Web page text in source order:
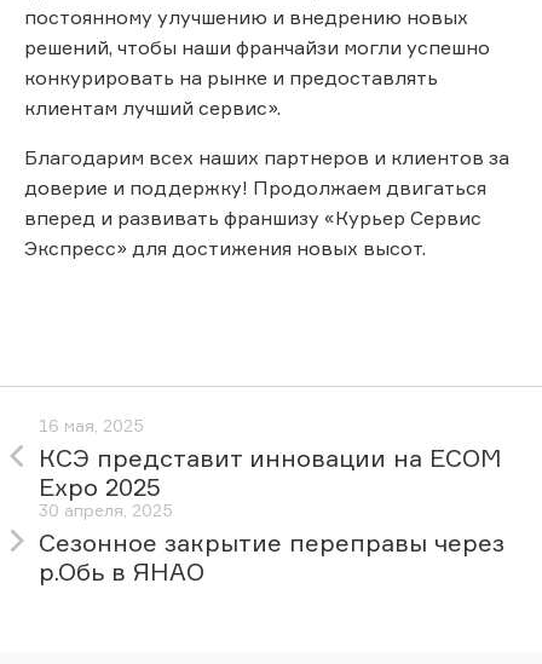
постоянному улучшению и внедрению новых
решений, чтобы наши франчайзи могли успешно
конкурировать на рынке и предоставлять
клиентам лучший сервис».
Благодарим всех наших партнеров и клиентов за
доверие и поддержку! Продолжаем двигаться
вперед и развивать франшизу «Курьер Сервис
Экспресс» для достижения новых высот.
16 мая, 2025
КСЭ представит инновации на ECOM
Expo 2025
30 апреля, 2025
Сезонное закрытие переправы через
р.Обь в ЯНАО